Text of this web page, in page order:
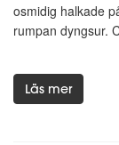
osmidig halkade
rumpan dyngsur.
Läs mer